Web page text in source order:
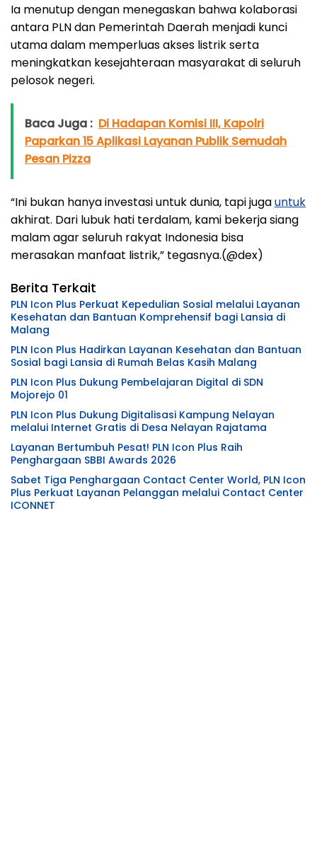
Ia menutup dengan menegaskan bahwa kolaborasi
antara PLN dan Pemerintah Daerah menjadi kunci
utama dalam memperluas akses listrik serta
meningkatkan kesejahteraan masyarakat di seluruh
pelosok negeri.
Baca Juga : Di Hadapan Komisi III, Kapolri
Paparkan 15 Aplikasi Layanan Publik Semudah
Pesan Pizza
“Ini bukan hanya investasi untuk dunia, tapi jugauntuk
akhirat. Dari lubuk hati terdalam, kami bekerja siang
malam agar seluruh rakyat Indonesia bisa
merasakan manfaat listrik,” tegasnya.(@dex)
Berita Terkait
PLN Icon Plus Perkuat Kepedulian Sosial melalui Layanan
Kesehatan dan Bantuan Komprehensif bagi Lansia di
Malang
PLN Icon Plus Hadirkan Layanan Kesehatan dan Bantuan
Sosial bagi Lansia di Rumah Belas Kasih Malang
PLN Icon Plus Dukung Pembelajaran Digital di SDN
Mojorejo 01
PLN Icon Plus Dukung Digitalisasi Kampung Nelayan
melalui Internet Gratis di Desa Nelayan Rajatama
Layanan Bertumbuh Pesat! PLN Icon Plus Raih
Penghargaan SBBI Awards 2026
Sabet Tiga Penghargaan Contact Center World, PLN Icon
Plus Perkuat Layanan Pelanggan melalui Contact Center
ICONNET